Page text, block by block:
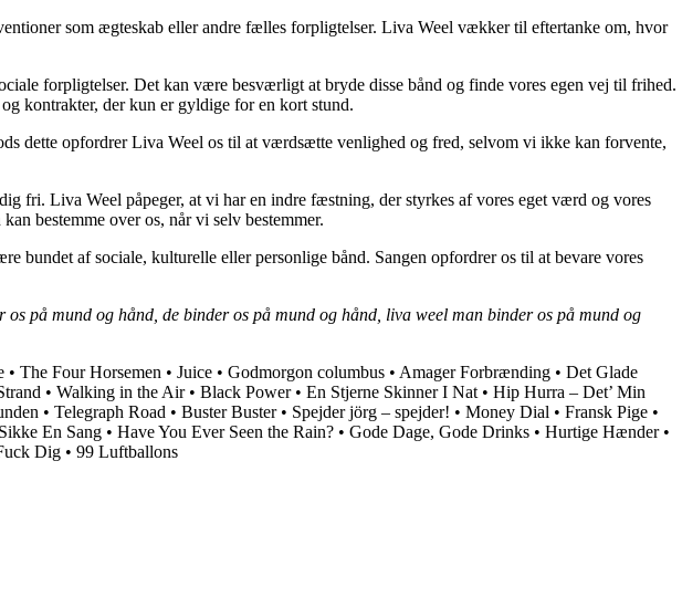
som ægteskab eller andre fælles forpligtelser. Liva Weel vækker til eftertanke om, hvor
forpligtelser. Det kan være besværligt at bryde disse bånd og finde vores egen vej til frihed.
kontrakter, der kun er gyldige for en kort stund.
dette opfordrer Liva Weel os til at værdsætte venlighed og fred, selvom vi ikke kan forvente,
fri. Liva Weel påpeger, at vi har en indre fæstning, der styrkes af vores eget værd og vores
bestemme over os, når vi selv bestemmer.
af sociale, kulturelle eller personlige bånd. Sangen opfordrer os til at bevare vores
på mund og hånd, de binder os på mund og hånd, liva weel man binder os på mund og
• The Four Horsemen • Juice • Godmorgon columbus • Amager Forbrænding • Det Glade
• Walking in the Air• Black Power• En Stjerne Skinner I Nat • Hip Hurra – Det’ Min
• Telegraph Road • Buster Buster• Spejder jörg – spejder! • Money Dial • Fransk Pige •
Sikke En Sang • Have You Ever Seen the Rain? • Gode Dage, Gode Drinks • Hurtige Hænder•
Dig • 99 Luftballons